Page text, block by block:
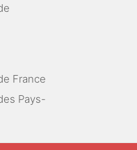
France
Pays-